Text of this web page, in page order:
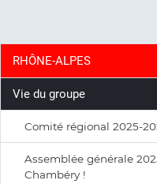
RHÔNE-ALPES
Vie du groupe
Comité régional 2025-
Assemblée générale
Chambéry !